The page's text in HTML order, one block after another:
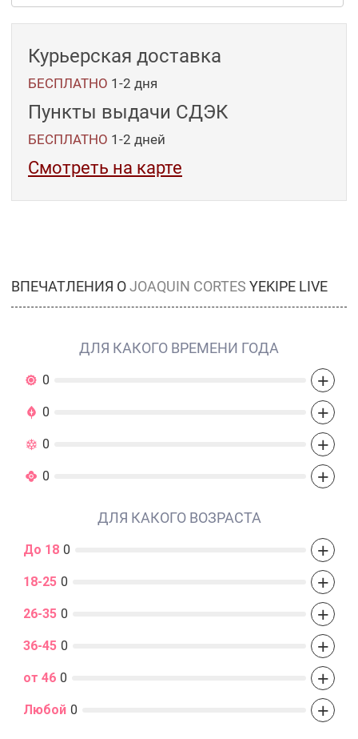
Курьерская доставка
БЕСПЛАТНО 1-2 дня
Пункты выдачи СДЭК
БЕСПЛАТНО 1-2 дней
Смотреть на карте
ВПЕЧАТЛЕНИЯ ОJOAQUIN CORTES YEKIPE LIVE
ДЛЯ КАКОГО ВРЕМЕНИ ГОДА
0 +
0 +
0 +
0 +
ДЛЯ КАКОГО ВОЗРАСТА
До 18 0 +
18-25 0 +
26-35 0 +
36-45 0 +
от 46 0 +
Любой 0 +